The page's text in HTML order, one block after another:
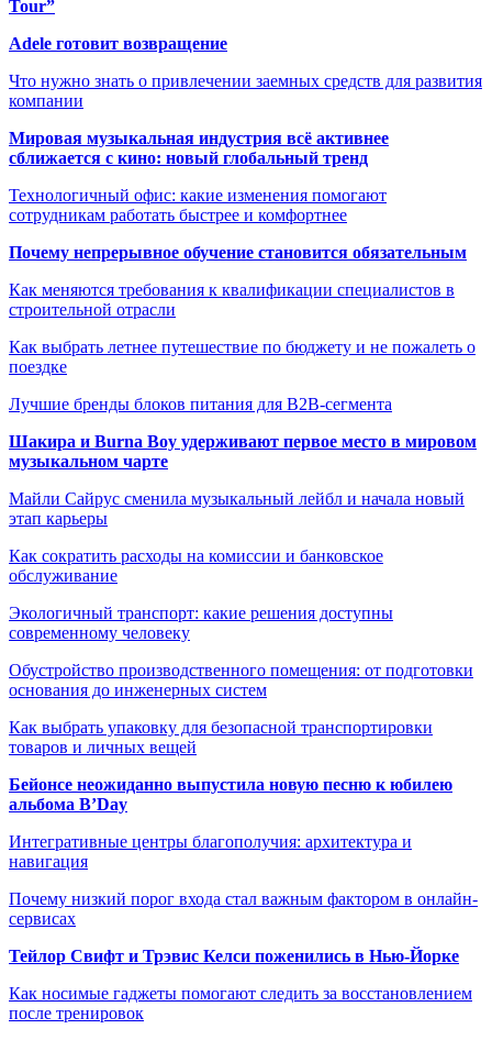
Tour”
Adele готовит возвращение
Что нужно знать о привлечении заемных средств для развития
компании
Мировая музыкальная индустрия всё активнее
сближается с кино: новый глобальный тренд
Технологичный офис: какие изменения помогают
сотрудникам работать быстрее и комфортнее
Почему непрерывное обучение становится обязательным
Как меняются требования к квалификации специалистов в
строительной отрасли
Как выбрать летнее путешествие по бюджету и не пожалеть о
поездке
Лучшие бренды блоков питания для B2B-сегмента
Шакира и Burna Boy удерживают первое место в мировом
музыкальном чарте
Майли Сайрус сменила музыкальный лейбл и начала новый
этап карьеры
Как сократить расходы на комиссии и банковское
обслуживание
Экологичный транспорт: какие решения доступны
современному человеку
Обустройство производственного помещения: от подготовки
основания до инженерных систем
Как выбрать упаковку для безопасной транспортировки
товаров и личных вещей
Бейонсе неожиданно выпустила новую песню к юбилею
альбома B’Day
Интегративные центры благополучия: архитектура и
навигация
Почему низкий порог входа стал важным фактором в онлайн-
сервисах
Тейлор Свифт и Трэвис Келси поженились в Нью-Йорке
Как носимые гаджеты помогают следить за восстановлением
после тренировок